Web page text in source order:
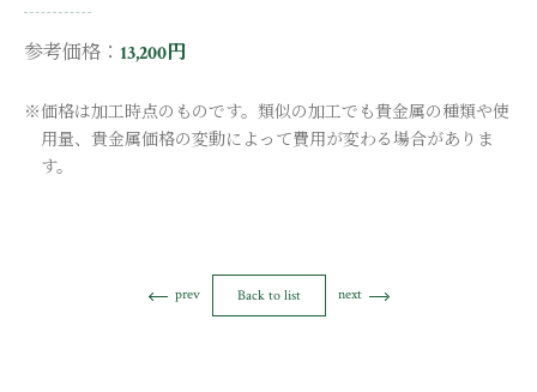
参考価格： 13,200円
※価格は加工時点のものです。類似の加工でも貴金属の種類や使
用量、貴金属価格の変動によって費用が変わる場合がありま
す。
prev Back to list next